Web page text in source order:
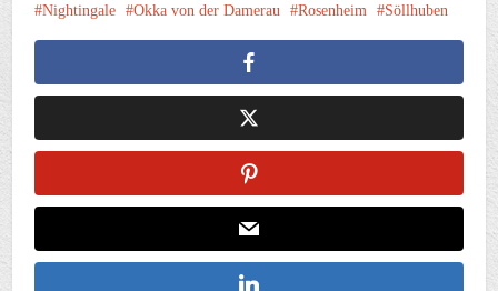
Nightingale
Okka von der Damerau Rosenheim Söllhuben